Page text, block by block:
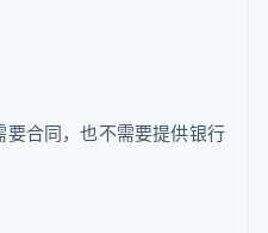
合同，也不需要提供银行